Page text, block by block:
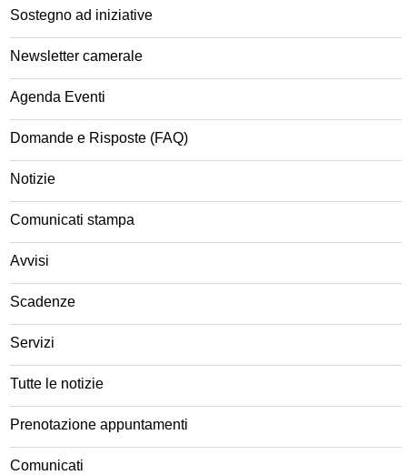
Sostegno ad iniziative
Newsletter camerale
Agenda Eventi
Domande e Risposte (FAQ)
Notizie
Comunicati stampa
Avvisi
Scadenze
Servizi
Tutte le notizie
Prenotazione appuntamenti
Comunicati